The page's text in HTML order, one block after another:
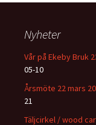
Nyheter
Vår på Ekeby Bruk
05-10
Årsmöte 22 mars
21
Täljcirkel / wood